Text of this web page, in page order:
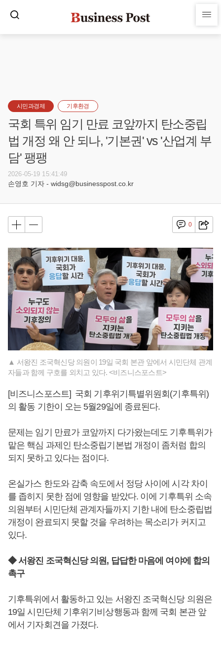
시민과경제 기후환경
국회 특위 임기 만료 코앞까지 탄소중립
법 개정 왜 안 되나, '기본권' vs '산업계 부
담' 팽팽
2026-05-19 15:41:49
손영호 기자 - widsg@businesspost.co.kr
0
▲ 서왕진 조국혁신당 의원이 19일 국회 본관 앞에서 시민단체 관계
자들과 함께 구호를 외치고 있다. <비즈니스포스트>
[비즈니스포스트] 국회 기후위기특별위원회(기후특위)
의 활동 기한이 오는 5월29일에 종료된다.
문제는 임기 만료가 코앞까지 다가왔는데도 기후특위가
맡은 핵심 과제인 탄소중립기본법 개정이 좀처럼 합의
되지 못하고 있다는 점이다.
온실가스 한도와 감축 속도에서 정당 사이에 시각 차이
를 좁히지 못한 점에 영향을 받았다. 이에 기후특위 소속
의원부터 시민단체 관계자들까지 기한 내에 탄소중립법
개정이 완료되지 못할 것을 우려하는 목소리가 커지고
있다.
◆ 서왕진 조국혁신당 의원, 답답한 마음에 여야에 합의
촉구
기후특위에서 활동하고 있는 서왕진 조국혁신당 의원은
19일 시민단체 기후위기비상행동과 함께 국회 본관 앞
에서 기자회견을 가졌다.